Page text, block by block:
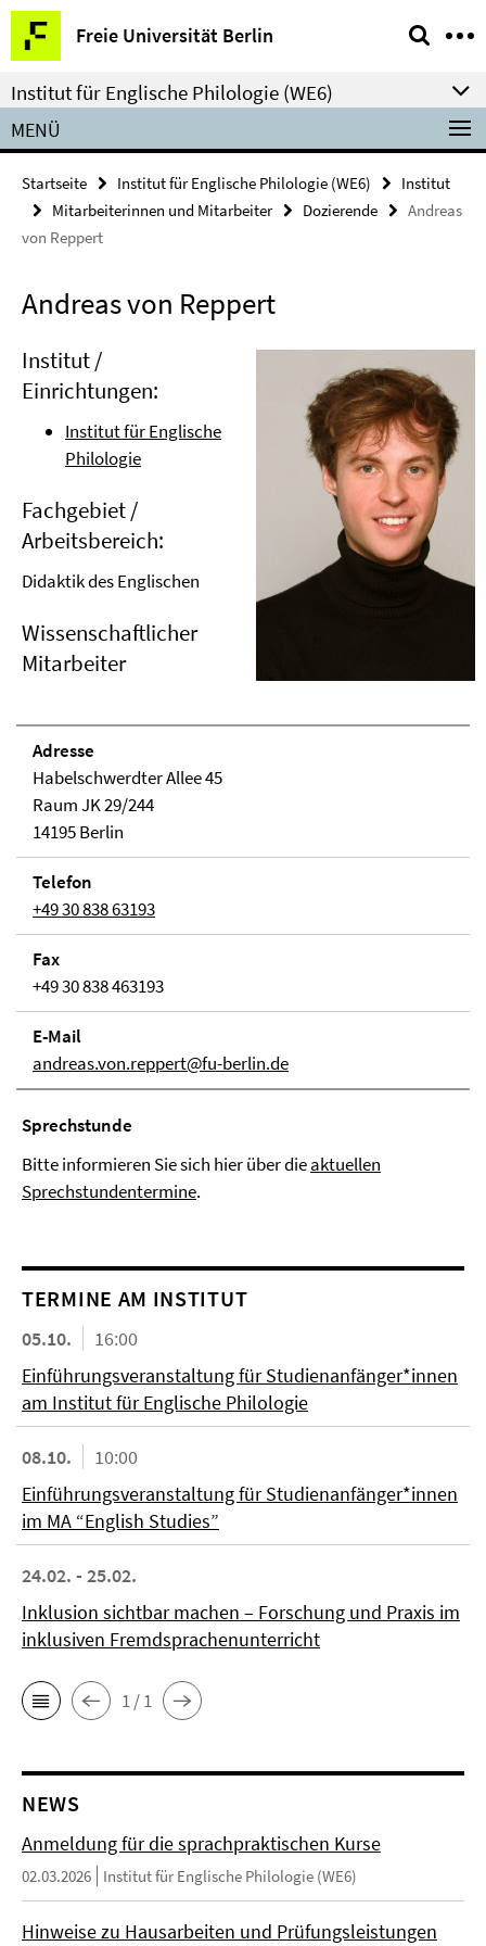
Springe
direkt
zu
Inhalt
Freie Universität Berlin
Service-
Navigation
Institut für Englische Philologie (WE6)
MENÜ
Startseite Institut für Englische Philologie (WE6)
Institut
Mitarbeiterinnen und Mitarbeiter
Dozierende
Andreas
von Reppert
Andreas von Reppert
Institut /
Einrichtungen:
Institut für Englische
Philologie
Fachgebiet /
Arbeitsbereich:
Didaktik des Englischen
Wissenschaftlicher
Mitarbeiter
Adresse
Habelschwerdter Allee 45
Raum JK 29/244
14195 Berlin
Telefon
+49 30 838 63193
Fax
+49 30 838 463193
E-Mail
andreas.von.reppert@fu-berlin.de
Sprechstunde
Bitte informieren Sie sich hier über dieaktuellen
Sprechstundentermine.
TERMINE AM INSTITUT
05.10.
16:00
Einführungsveranstaltung für Studienanfänger*innen
am Institut für Englische Philologie
08.10.
10:00
Einführungsveranstaltung für Studienanfänger*innen
im MA “English Studies”
24.02. - 25.02.
Inklusion sichtbar machen – Forschung und Praxis im
inklusiven Fremdsprachenunterricht
1 / 1
NEWS
Anmeldung für die sprachpraktischen Kurse
02.03.2026 Institut für Englische Philologie (WE6)
Hinweise zu Hausarbeiten und Prüfungsleistungen